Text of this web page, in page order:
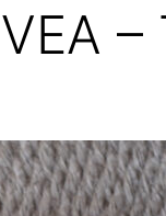
–